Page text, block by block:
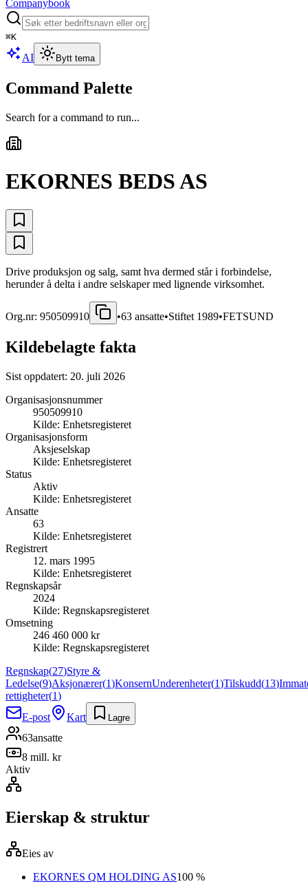
Companybook
⌘K
AI Bytt tema
Command Palette
Search for a command to run...
EKORNES BEDS AS
Drive produksjon og salg, samt hva dermed står i forbindelse,
herunder å delta i andre selskaper med lignende virksomhet.
Org.nr: 950509910 •63 ansatte•Stiftet 1989•FETSUND
Kildebelagte fakta
Sist oppdatert: 20. juli 2026
Organisasjonsnummer
950509910
Kilde: Enhetsregisteret
Organisasjonsform
Aksjeselskap
Kilde: Enhetsregisteret
Status
Aktiv
Kilde: Enhetsregisteret
Ansatte
63
Kilde: Enhetsregisteret
Registrert
12. mars 1995
Kilde: Enhetsregisteret
Regnskapsår
2024
Kilde: Regnskapsregisteret
Omsetning
246 460 000 kr
Kilde: Regnskapsregisteret
Regnskap(27)Styre &
Ledelse(9)Aksjonærer(1)KonsernUnderenheter(1)Tilskudd(13)
rettigheter(1)
E-post
Kart Lagre
63ansatte
8 mill. kr
Aktiv
Eierskap & struktur
Eies av
EKORNES QM HOLDING AS100 %